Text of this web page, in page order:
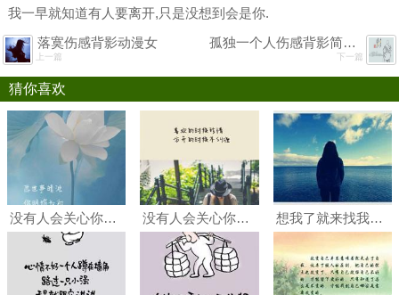
我一早就知道有人要离开,只是没想到会是你.
落寞伤感背影动漫女
上一篇
孤独一个人伤感背影简笔画
下一篇
猜你喜欢
没有人会关心你变好的过程有多煎熬他们只想知道现在的你是不是足够优秀#花朵 没有人会关心你变好过程有多煎熬他们只想知道现在的你是不是足够好#女生#女人#文字控 想我了就来找我别要面子我什么性子你知道你开口我就肯低头.